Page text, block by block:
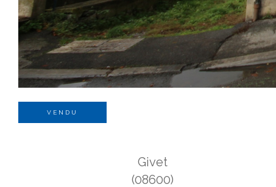
VENDU
Givet
(08600)